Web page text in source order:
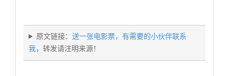
原文链接： 送一张电影票，有需要的小伙伴联系
我，转发请注明来源！